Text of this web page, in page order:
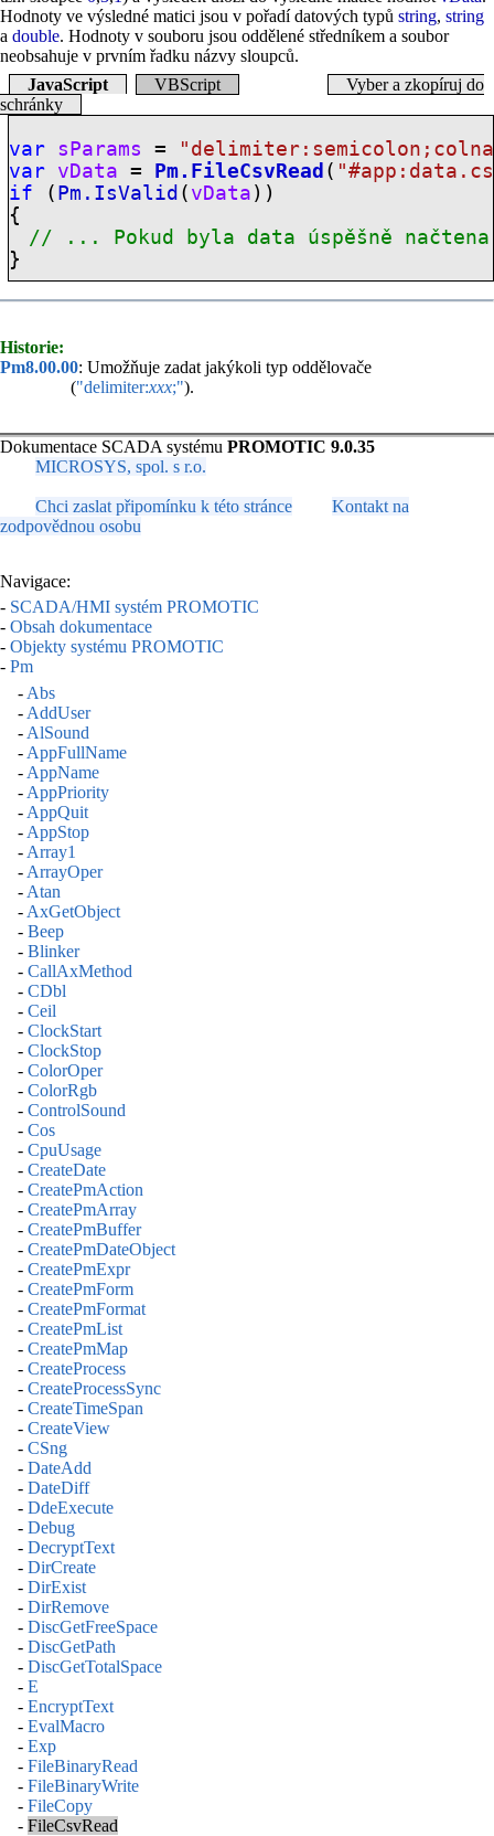
Hodnoty ve výsledné matici jsou v pořadí datových typů string, string
a double. Hodnoty v souboru jsou oddělené středníkem a soubor
neobsahuje v prvním řadku názvy sloupců.
JavaScript
VBScript
Vyber a zkopíruj do
schránky
var sParams =
var vData = Pm.FileCsvRead ( "#app:
if ( Pm.IsValid ( vData ))
{
// ... Pokud byla data úspěšně načtena
}
Historie:
Pm8.00.00: Umožňuje zadat jakýkoli typ oddělovače
("delimiter:xxx;").
Dokumentace SCADA systému PROMOTIC 9.0.35
MICROSYS, spol. s r.o.
Chci zaslat připomínku k této stránce
Kontakt na
zodpovědnou osobu
Navigace:
- SCADA/HMI systém PROMOTIC
- Obsah dokumentace
- Objekty systému PROMOTIC
- Pm
- Abs
- AddUser
- AlSound
- AppFullName
- AppName
- AppPriority
- AppQuit
- AppStop
- Array1
- ArrayOper
- Atan
- AxGetObject
- Beep
- Blinker
- CallAxMethod
- CDbl
- Ceil
- ClockStart
- ClockStop
- ColorOper
- ColorRgb
- ControlSound
- Cos
- CpuUsage
- CreateDate
- CreatePmAction
- CreatePmArray
- CreatePmBuffer
- CreatePmDateObject
- CreatePmExpr
- CreatePmForm
- CreatePmFormat
- CreatePmList
- CreatePmMap
- CreateProcess
- CreateProcessSync
- CreateTimeSpan
- CreateView
- CSng
- DateAdd
- DateDiff
- DdeExecute
- Debug
- DecryptText
- DirCreate
- DirExist
- DirRemove
- DiscGetFreeSpace
- DiscGetPath
- DiscGetTotalSpace
- E
- EncryptText
- EvalMacro
- Exp
- FileBinaryRead
- FileBinaryWrite
- FileCopy
- FileCsvRead